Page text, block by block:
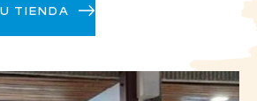
Paradiski. Gracias a sus modernas
remontes, podrás
TIENDA